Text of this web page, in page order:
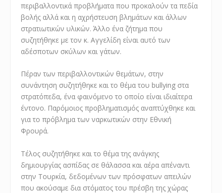
περιβαλλοντικά προβλήματα που προκαλούν τα πεδία
βολής αλλά και η αχρήστευση βλημάτων και άλλων
στρατιωτικών υλικών. Άλλο ένα ζήτημα που
συζητήθηκε με τον κ. Αγγελίδη είναι αυτό των
αδέσποτων σκύλων και γάτων.
Πέραν των περιβαλλοντικών θεμάτων, στην
συνάντηση συζητήθηκε και το θέμα του bullying στα
στρατόπεδα, ένα φαινόμενο το οποίο είναι ιδιαίτερα
έντονο. Παρόμοιος προβληματισμός αναπτύχθηκε και
για το πρόβλημα των ναρκωτικών στην Εθνική
Φρουρά.
Τέλος συζητήθηκε και το θέμα της ανάγκης
δημιουργίας ασπίδας σε θάλασσα και αέρα απέναντι
στην Τουρκία, δεδομένων των πρόσφατων απειλών
που ακούσαμε δια στόματος του πρέσβη της χώρας